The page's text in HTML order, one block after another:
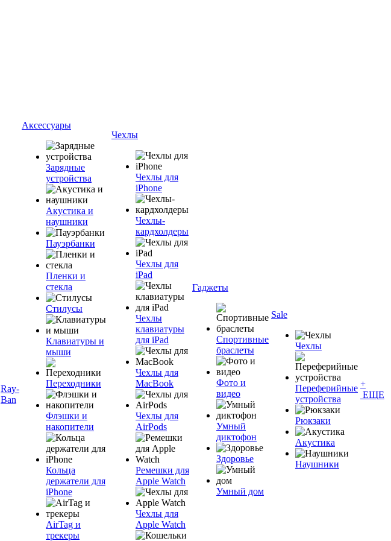
Ray-
Ban
Аксессуары
Зарядные
устройства
Акустика и
наушники
Пауэрбанки
Пленки и
стекла
Стилусы
Клавиатуры и
мыши
Переходники
Флэшки и
накопители
Кольца
держатели для
iPhone
AirTag и
трекеры
Чехлы
Чехлы для
iPhone
Чехлы-
кардхолдеры
Чехлы для
iPad
Чехлы
клавиатуры
для iPad
Чехлы для
MacBook
Чехлы для
AirPods
Ремешки для
Apple Watch
Чехлы для
Apple Watch
Гаджеты
Спортивные
браслеты
Фото и
видео
Умный
диктофон
Здоровье
Умный дом
Sale
Чехлы
Переферийные
устройства
Рюкзаки
Акустика
Наушники
+
ЕЩЕ